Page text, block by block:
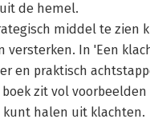
de hemel.
middel te
In 'Een
en praktisch
zit vol
halen uit klachten.